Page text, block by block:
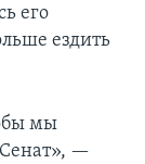
его
ездить
мы
Сенат», —